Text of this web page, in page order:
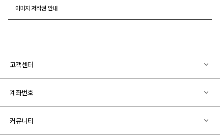
이미지 저작권 안내
고객센터
계좌번호
커뮤니티